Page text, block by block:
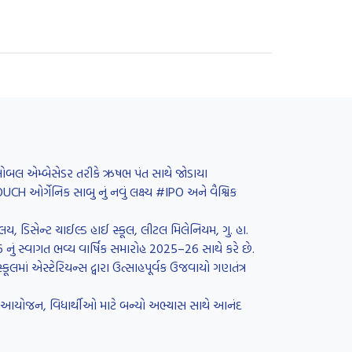
એમ્બેસેડર તરીકે ઋષભ પંત સાથે જોડાયા
ઓર્ગેનિક સાબુ નું નવું લક્ષ્ય #IPO અને વૈશ્વિક
ડિસેન્ટ ચાઈલ્ડ હાઈ સ્કૂલ, લીટલ મિલેનિયમ, ગુ. હા.
નું સ્વાગત ભવ્ય વાર્ષિક સમારોહ 2025–26 સાથે કરે છે.
એસ્ટેરિયન્સ દ્વારા ઉત્સાહપૂર્વક ઉજવાયો ગણતંત્ર
આયોજન, વિધાર્થીઓ માટે બન્યો અભ્યાસ સાથે આનંદ